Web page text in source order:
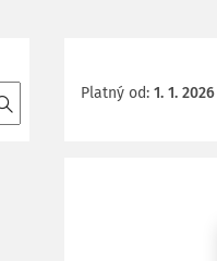
Platný od: 1. 1. 2026